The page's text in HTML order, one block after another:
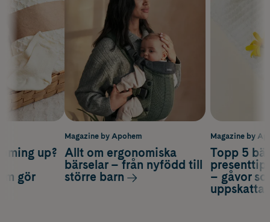
Magazine by
Topp 5
– gåvor
up?
gör
Magazine by Apohem
Allt om ergonomiska
bärselar – från nyfödd till
större barn